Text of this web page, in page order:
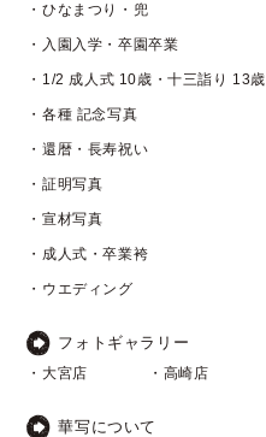
・ひなまつり・兜
・入園入学・卒園卒業
・1/2 成人式 10歳・十三詣り 13歳
・各種 記念写真
・還暦・長寿祝い
・証明写真
・宣材写真
・成人式・卒業袴
・ウエディング
フォトギャラリー
・大宮店 ・高崎店
華写について